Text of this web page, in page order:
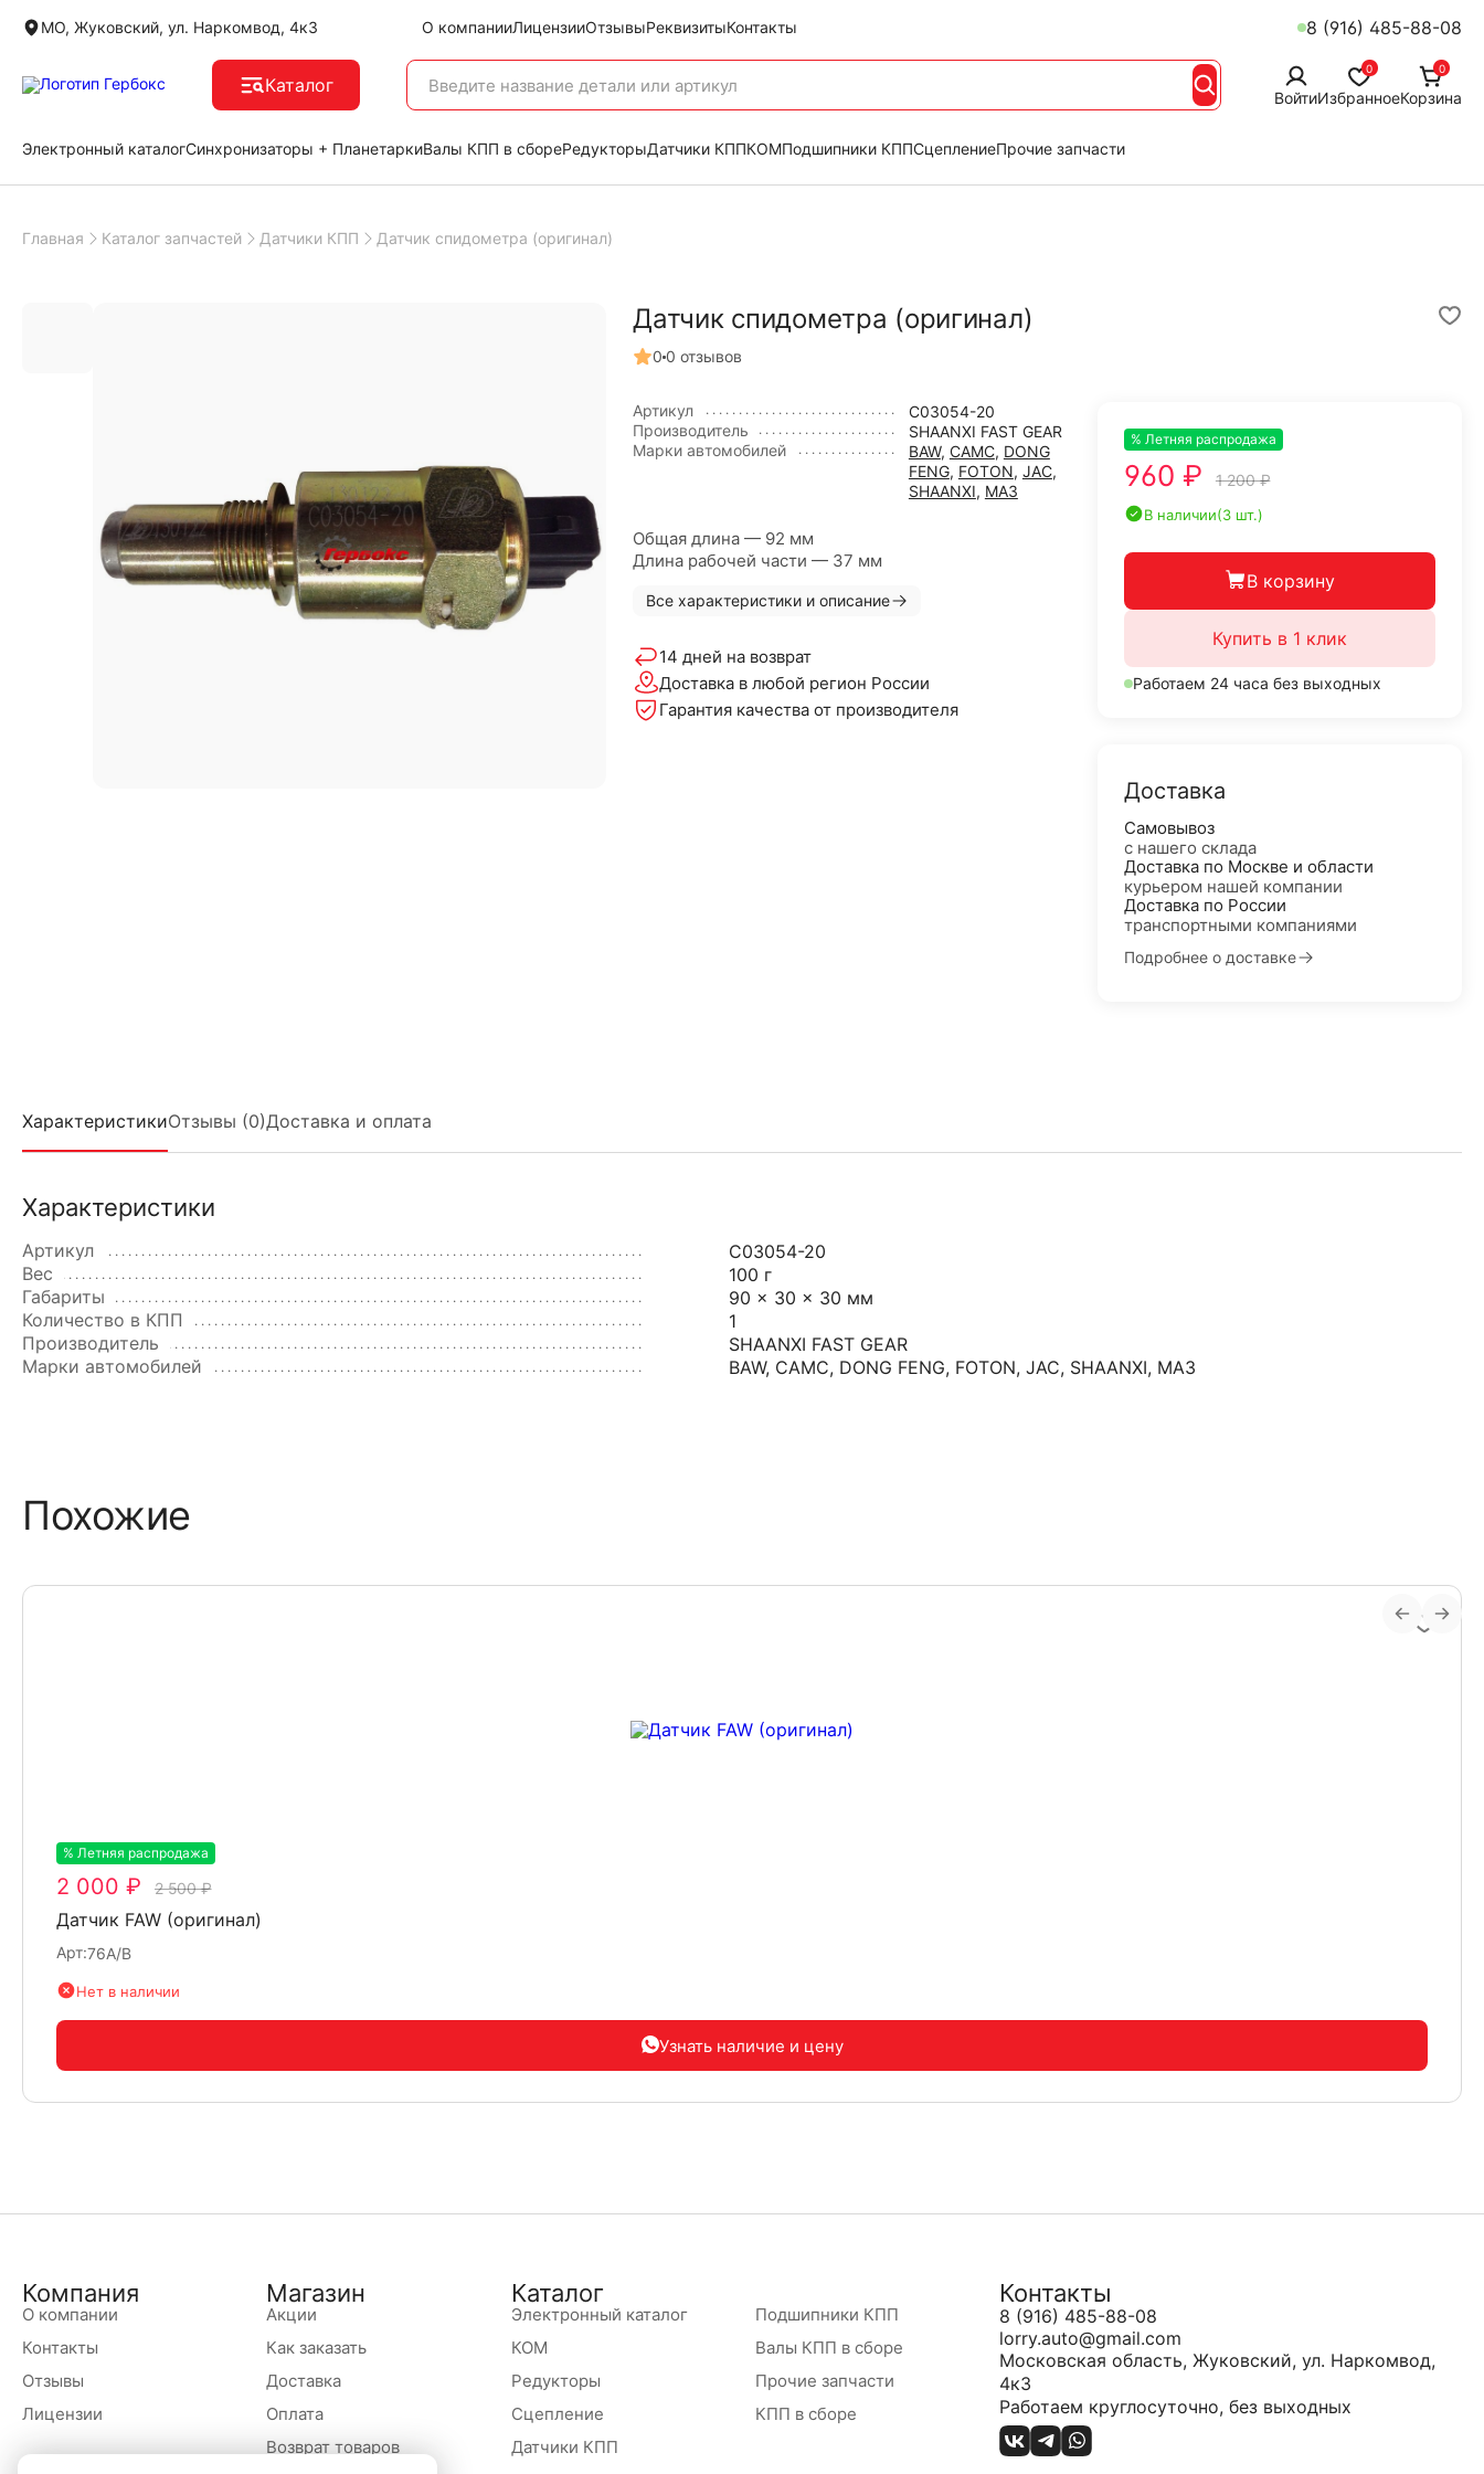
МО, Жуковский, ул. Наркомвод, 4к3 О компанииЛицензииОтзывыРеквизитыКонтакты 8 (916) 485-88-08
Каталог
Войти
0
Избранное
0
Корзина
Электронный каталогСинхронизаторы + ПланетаркиВалы КПП в сбореРедукторыДатчики КППКОМПодшипники КППСцеплениеПрочие запчасти
Главная Каталог запчастей Датчики КПП Датчик спидометра (оригинал)
Датчик спидометра (оригинал)
0 0 отзывов
Артикул
C03054-20
Производитель
SHAANXI FAST GEAR
Марки автомобилей
BAW, CAMC, DONG
FENG, FOTON, JAC,
SHAANXI, МАЗ
Общая длина — 92 мм
Длина рабочей части — 37 мм
Все характеристики и описание
14 дней на возврат
Доставка в любой регион России
Гарантия качества от производителя
% Летняя распродажа
960 ₽ 1 200 ₽
В наличии(3 шт.)
В корзину
Купить в 1 клик
Работаем 24 часа без выходных
Доставка
Самовывоз
с нашего склада
Доставка по Москве и области
курьером нашей компании
Доставка по России
транспортными компаниями
Подробнее о доставке
ХарактеристикиОтзывы (0)Доставка и оплата
Характеристики
Артикул
C03054-20
Вес
100 г
Габариты
90 × 30 × 30 мм
Количество в КПП
1
Производитель
SHAANXI FAST GEAR
Марки автомобилей
BAW, CAMC, DONG FENG, FOTON, JAC, SHAANXI, МАЗ
Похожие
% Летняя распродажа
2 000 ₽ 2 500 ₽
Датчик FAW (оригинал)
Арт:76A/B
Нет в наличии
Узнать наличие и цену
Компания
О компании
Контакты
Отзывы
Лицензии
Магазин
Акции
Как заказать
Доставка
Оплата
Возврат товаров
Каталог
Электронный каталог
КОМ
Редукторы
Сцепление
Датчики КПП
Подшипники КПП
Валы КПП в сборе
Прочие запчасти
КПП в сборе
Контакты
8 (916) 485-88-08
lorry.auto@gmail.com
Московская область, Жуковский, ул. Наркомвод,
4к3
Работаем круглосуточно, без выходных